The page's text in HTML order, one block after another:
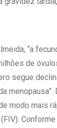
“a
de
segue
modo mais